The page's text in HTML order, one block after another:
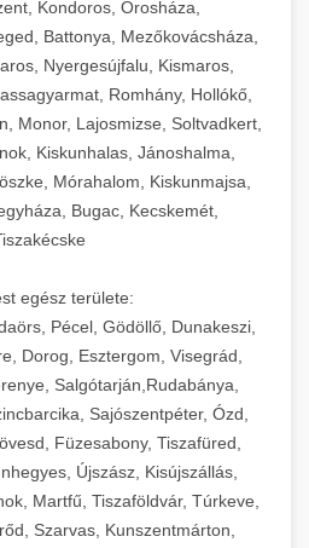
Kondoros, Orosháza,
Battonya, Mezőkovácsháza,
Nyergesújfalu, Kismaros,
Romhány, Hollókő,
Monor, Lajosmizse, Soltvadkert,
Kiskunhalas, Jánoshalma,
Mórahalom, Kiskunmajsa,
Bugac, Kecskemét,
egész területe:
Pécel, Gödöllő, Dunakeszi,
Dorog, Esztergom, Visegrád,
Salgótarján,Rudabánya,
Sajószentpéter, Ózd,
Füzesabony, Tiszafüred,
Újszász, Kisújszállás,
Martfű, Tiszaföldvár, Túrkeve,
Szarvas, Kunszentmárton,